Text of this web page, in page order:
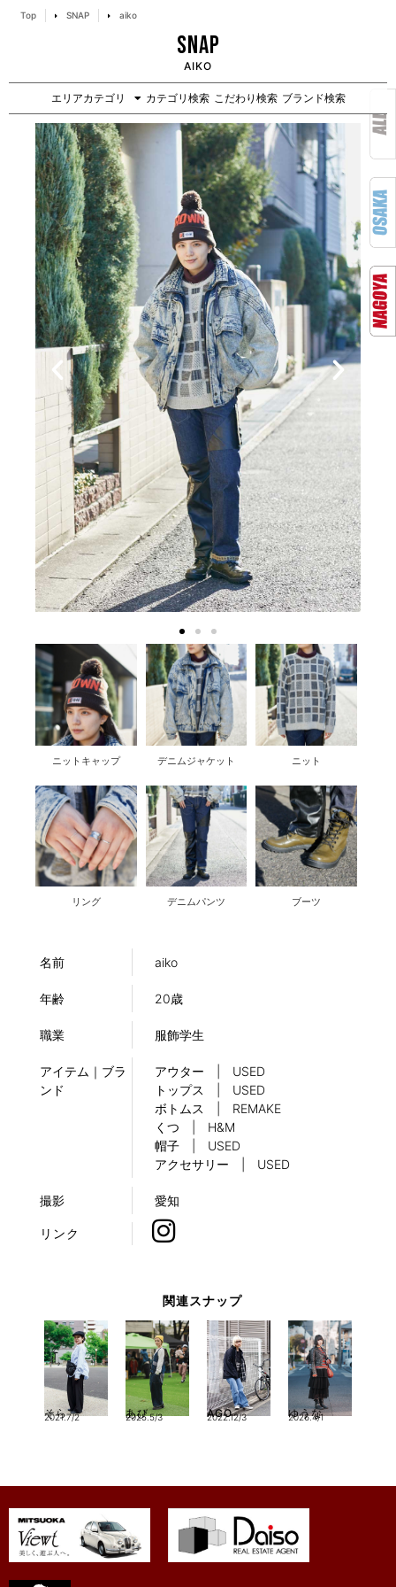
Top SNAP aiko
SNAP
AIKO
エリアカテゴリ カテゴリ検索 こだわり検索 ブランド検索
ニットキャップ デニムジャケット ニット
リング デニムパンツ ブーツ
名前 aiko
年齢 20歳
職業 服飾学生
アイテム｜ブラ
ンド
アウター | USED
トップス | USED
ボトムス | REMAKE
くつ | H&M
帽子 | USED
アクセサリー | USED
撮影 愛知
リンク
関連スナップ
そら
2021.7/2 あび
2025.5/3 AGO
2022.12/3 ゆうな
2026.4/1